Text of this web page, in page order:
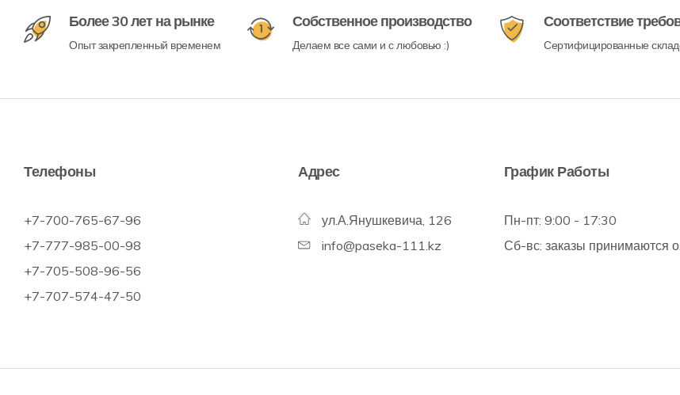
Более 30 лет на рынке
Опыт закрепленный временем
Собственное производство
Делаем все сами и с любовью :)
Соответствие
Сертифицированные
Телефоны
+7-700-765-67-96
+7-777-985-00-98
+7-705-508-96-56
+7-707-574-47-50
Адрес
ул.А.Янушкевича, 126
info@paseka-111.kz
График Работы
Пн-пт: 9:00 - 17:30
Сб-вс: заказы принимаются